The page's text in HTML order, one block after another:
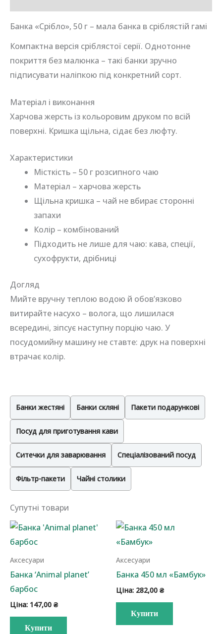
Банка «Срібло», 50 г – мала банка в сріблястій гамі
Компактна версія сріблястої серії. Однотонне
покриття без малюнка – такі банки зручно
підписувати наліпкою під конкретний сорт.
Матеріал і виконання
Харчова жерсть із кольоровим друком по всій
поверхні. Кришка щільна, сідає без люфту.
Характеристики
Місткість – 50 г розсипного чаю
Матеріал – харчова жерсть
Щільна кришка – чай не вбирає сторонні
запахи
Колір – комбінований
Підходить не лише для чаю: кава, спеції,
сухофрукти, дрібниці
Догляд
Мийте вручну теплою водою й обов’язково
витирайте насухо – волога, що лишилася
всередині, зіпсує наступну порцію чаю. У
посудомийну машину не ставте: друк на поверхні
втрачає колір.
Банки жестяні Банки скляні Пакети подарункові
Посуд для приготування кави
Ситечки для заварювання Спеціалізований посуд
Фільтр-пакети Чайні столики
Супутні товари
Аксесуари
Банка ‘Animal planet’
барбос
Ціна: 147,00 ₴
Купити
Аксесуари
Банка 450 мл «Бамбук»
Ціна: 282,00 ₴
Купити